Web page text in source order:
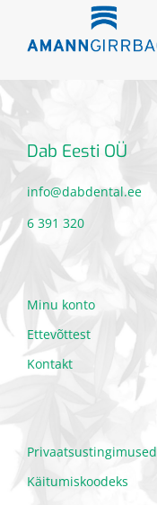
Dab Eesti OÜ
info@dabdental.ee
6 391 320
Minu konto
Ettevõttest
Kontakt
Privaatsustingimused
Käitumiskoodeks